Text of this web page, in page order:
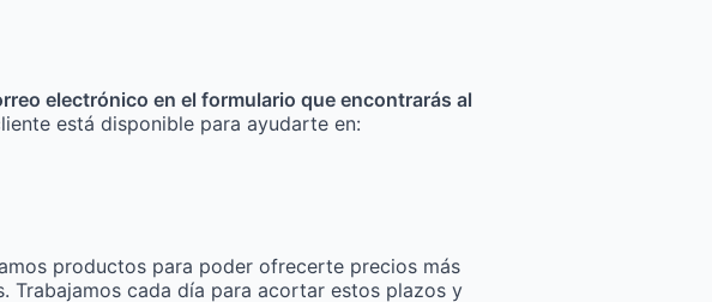
electrónico en el formulario que encontrarás al
está disponible para ayudarte en:
productos para poder ofrecerte precios más
Trabajamos cada día para acortar estos plazos y